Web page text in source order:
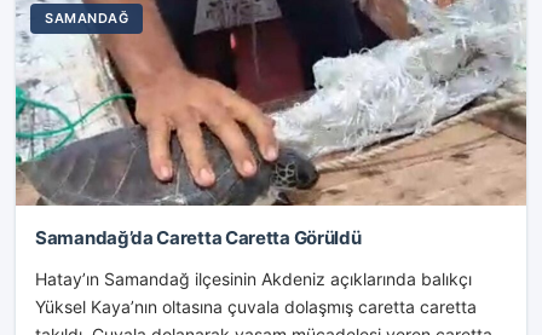
SAMANDAĞ
Samandağ’da Caretta Caretta Görüldü
Hatay’ın Samandağ ilçesinin Akdeniz açıklarında balıkçı
Yüksel Kaya’nın oltasına çuvala dolaşmış caretta caretta